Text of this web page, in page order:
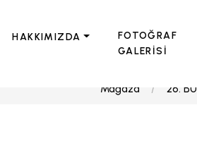
HAKKIMIZDA
FOTOĞRAF
GALERİSİ
Mağaza 26.